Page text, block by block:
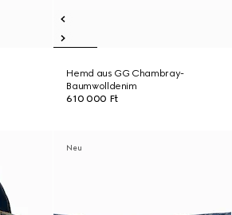
Hemd aus GG Chambray-
Baumwolldenim
610 000 Ft
Neu